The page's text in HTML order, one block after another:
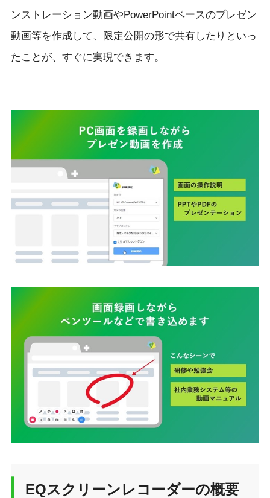
ンストレーション動画やPowerPointベースのプレゼン
動画等を作成して、限定公開の形で共有したりといっ
たことが、すぐに実現できます。
EQスクリーンレコーダーの概要